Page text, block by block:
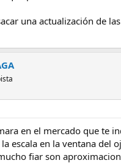
una actualización de
en el mercado que te
escala en la ventana del
fiar son